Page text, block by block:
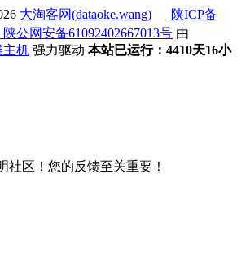
大淘客网(dataoke.wang)
陕ICP备
陕公网安备61092402667013号 由
强力驱动 本站已运行：4410天16小
社区！您的反馈至关重要！